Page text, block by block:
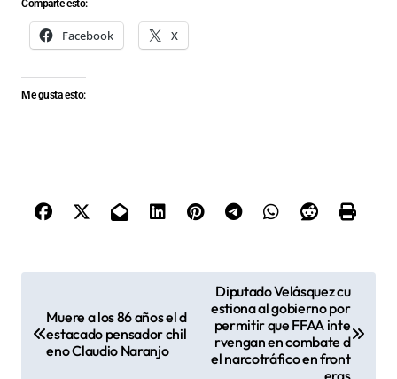
Comparte esto:
Facebook X
Me gusta esto:
Muere a los 86 años el d
estacado pensador chil
eno Claudio Naranjo
Diputado Velásquez cu
estiona al gobierno por
permitir que FFAA inte
rvengan en combate d
el narcotráfico en front